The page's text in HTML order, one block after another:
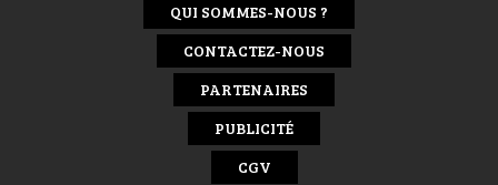
QUI SOMMES-NOUS ?
CONTACTEZ-NOUS
PARTENAIRES
PUBLICITÉ
CGV